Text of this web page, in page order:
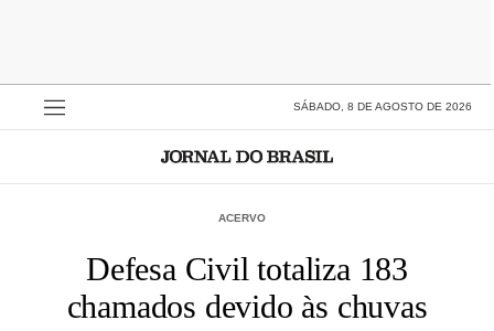
SÁBADO, 8 DE AGOSTO DE 2026
ACERVO
Defesa Civil totaliza 183
chamados devido às chuvas